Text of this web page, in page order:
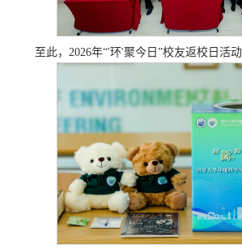
至此，2026年“'环'聚今日”校友返校日活动